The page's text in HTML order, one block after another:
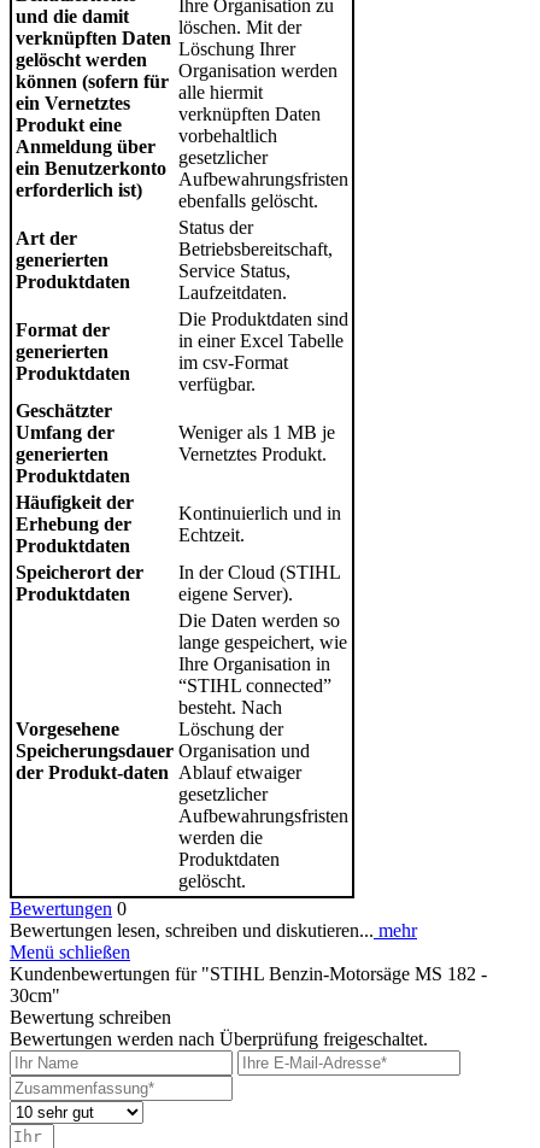
und die damit
verknüpften Daten
gelöscht werden
können (sofern für
ein Vernetztes
Produkt eine
Anmeldung über
ein Benutzerkonto
erforderlich ist)
Ihre Organisation zu
löschen. Mit der
Löschung Ihrer
Organisation werden
alle hiermit
verknüpften Daten
vorbehaltlich
gesetzlicher
Aufbewahrungsfristen
ebenfalls gelöscht.
Art der
generierten
Produktdaten
Status der
Betriebsbereitschaft,
Service Status,
Laufzeitdaten.
Format der
generierten
Produktdaten
Die Produktdaten sind
in einer Excel Tabelle
im csv-Format
verfügbar.
Geschätzter
Umfang der
generierten
Produktdaten
Weniger als 1 MB je
Vernetztes Produkt.
Häufigkeit der
Erhebung der
Produktdaten
Kontinuierlich und in
Echtzeit.
Speicherort der
Produktdaten
In der Cloud (STIHL
eigene Server).
Vorgesehene
Speicherungsdauer
der Produkt-daten
Die Daten werden so
lange gespeichert, wie
Ihre Organisation in
“STIHL connected”
besteht. Nach
Löschung der
Organisation und
Ablauf etwaiger
gesetzlicher
Aufbewahrungsfristen
werden die
Produktdaten
gelöscht.
Bewertungen 0
Bewertungen lesen, schreiben und diskutieren... mehr
Menü schließen
Kundenbewertungen für "STIHL Benzin-Motorsäge MS 182 -
30cm"
Bewertung schreiben
Bewertungen werden nach Überprüfung freigeschaltet.